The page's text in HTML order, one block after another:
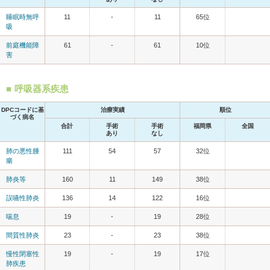
睡眠時無呼
吸
11 - 11 65位
前庭機能障
害
61 - 61 10位
呼吸器系疾患
DPCコードに基
づく病名
治療実績 順位
合計
手術
あり
手術
なし
福岡県 全国
肺の悪性腫
瘍
111 54 57 32位
肺炎等 160 11 149 38位
誤嚥性肺炎 136 14 122 16位
喘息 19 - 19 28位
間質性肺炎 23 - 23 38位
慢性閉塞性
肺疾患
19 - 19 17位